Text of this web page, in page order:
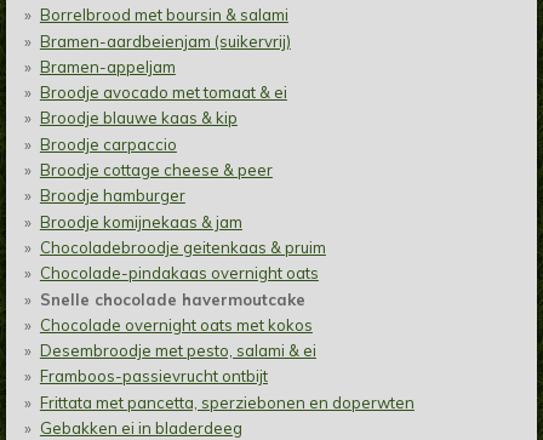
Borrelbrood met boursin & salami
Bramen-aardbeienjam (suikervrij)
Bramen-appeljam
Broodje avocado met tomaat & ei
Broodje blauwe kaas & kip
Broodje carpaccio
Broodje cottage cheese & peer
Broodje hamburger
Broodje komijnekaas & jam
Chocoladebroodje geitenkaas & pruim
Chocolade-pindakaas overnight oats
Snelle chocolade havermoutcake
Chocolade overnight oats met kokos
Desembroodje met pesto, salami & ei
Framboos-passievrucht ontbijt
Frittata met pancetta, sperziebonen en doperwten
Gebakken ei in bladerdeeg